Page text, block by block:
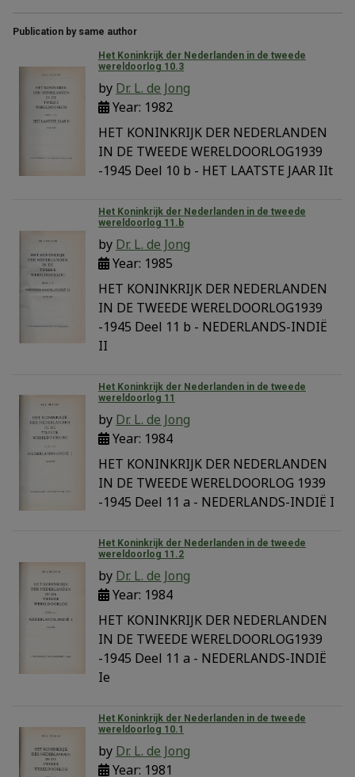
Publication by same author
Het Koninkrijk der Nederlanden in de tweede
wereldoorlog 10.3
by Dr. L. de Jong
Year: 1982
HET KONINKRIJK DER NEDERLANDEN
IN DE TWEEDE WERELDOORLOG1939
-1945 Deel 10 b - HET LAATSTE JAAR IIt
Het Koninkrijk der Nederlanden in de tweede
wereldoorlog 11.b
by Dr. L. de Jong
Year: 1985
HET KONINKRIJK DER NEDERLANDEN
IN DE TWEEDE WERELDOORLOG1939
-1945 Deel 11 b - NEDERLANDS-INDIË
II
Het Koninkrijk der Nederlanden in de tweede
wereldoorlog 11
by Dr. L. de Jong
Year: 1984
HET KONINKRIJK DER NEDERLANDEN
IN DE TWEEDE WERELDOORLOG 1939
-1945 Deel 11 a - NEDERLANDS-INDIË I
Het Koninkrijk der Nederlanden in de tweede
wereldoorlog 11.2
by Dr. L. de Jong
Year: 1984
HET KONINKRIJK DER NEDERLANDEN
IN DE TWEEDE WERELDOORLOG1939
-1945 Deel 11 a - NEDERLANDS-INDIË
Ie
Het Koninkrijk der Nederlanden in de tweede
wereldoorlog 10.1
by Dr. L. de Jong
Year: 1981